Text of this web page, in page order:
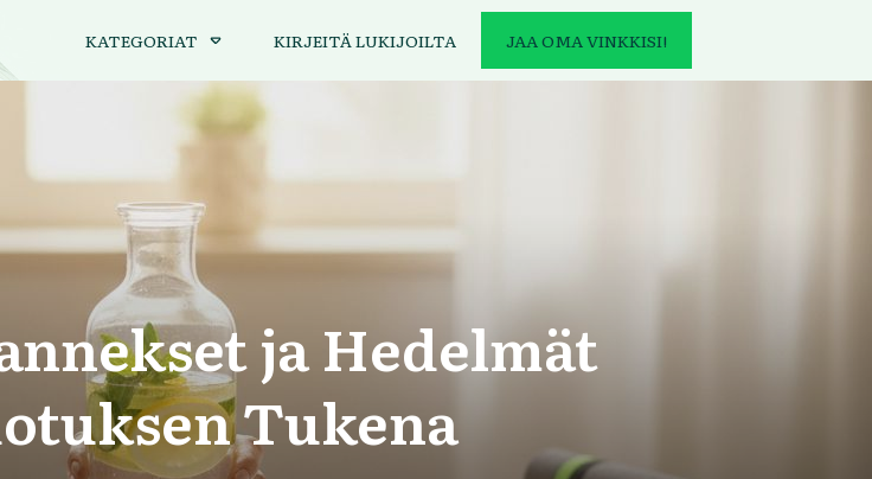
KATEGORIAT KIRJEITÄ LUKIJOILTA JAA OMA VINKKISI!
ja Hedelmät
Tukena